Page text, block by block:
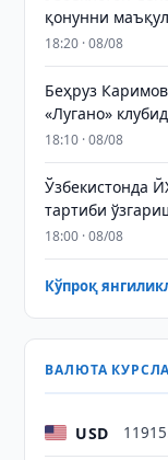
қонунни
18:20 · 08/08
Беҳруз
«Лугано»
18:10 · 08/08
Ўзбекистонда
тартиби
18:00 · 08/08
Кўпроқ
ВАЛЮТА
USD